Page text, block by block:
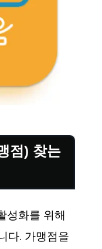
점) 찾는
성화를 위해
다. 가맹점을